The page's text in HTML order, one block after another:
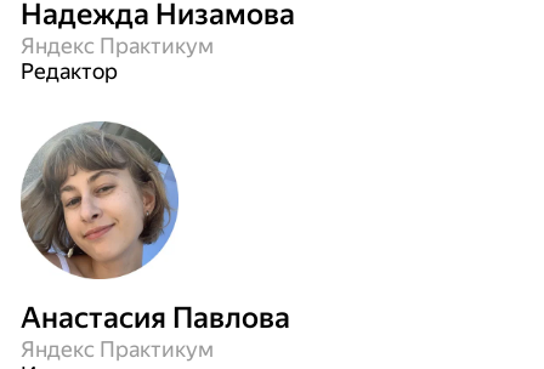
Надежда Низамова
Яндекс Практикум
Редактор
Анастасия Павлова
Яндекс Практикум